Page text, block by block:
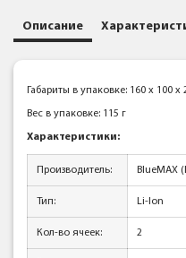
Описание
Габариты в упаковке: 160 x 100 x
Вес в упаковке: 115 г
Характеристики:
Производитель: BlueMAX
Тип: Li-Ion
Кол-во ячеек: 2